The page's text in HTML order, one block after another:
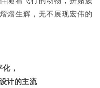
熠生辉，无不展现宏伟的
，
计的主流